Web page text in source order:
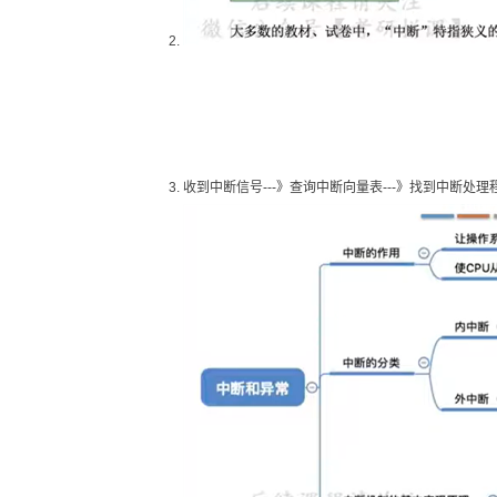
收到中断信号---》查询中断向量表---》找到中断处理